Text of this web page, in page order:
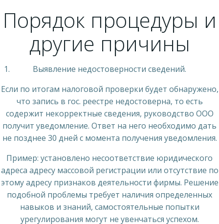
Порядок процедуры и
другие причины
Выявление недостоверности сведений.
Если по итогам налоговой проверки будет обнаружено,
что запись в гос. реестре недостоверна, то есть
содержит некорректные сведения, руководство ООО
получит уведомление. Ответ на него необходимо дать
не позднее 30 дней с момента получения уведомления.
Пример: установлено несоответствие юридического
адреса адресу массовой регистрации или отсутствие по
этому адресу признаков деятельности фирмы. Решение
подобной проблемы требует наличия определенных
навыков и знаний, самостоятельные попытки
урегулирования могут не увенчаться успехом.